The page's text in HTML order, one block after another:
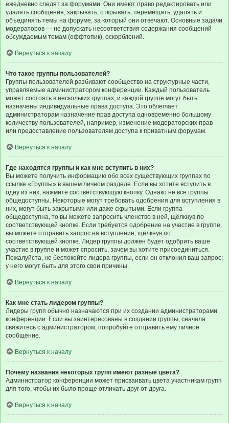
ежедневно следят за форумами. Они имеют право редактировать или
удалять сообщения, закрывать, открывать, перемещать, удалять и
объединять темы на форуме, за который они отвечают. Основные задачи
модераторов — не допускать несоответствия содержания сообщений
обсуждаемым темам (оффтопик), оскорблений.
Вернуться к началу
Что такое группы пользователей?
Группы пользователей разбивают сообщество на структурные части,
управляемые администратором конференции. Каждый пользователь
может состоять в нескольких группах, и каждой группе могут быть
назначены индивидуальные права доступа. Это облегчает
администраторам назначение прав доступа одновременно большому
количеству пользователей, например, изменение модераторских прав
или предоставление пользователям доступа к приватным форумам.
Вернуться к началу
Где находятся группы и как мне вступить в них?
Вы можете получить информацию обо всех существующих группах по
ссылке «Группы» в вашем личном разделе. Если вы хотите вступить в
одну из них, нажмите соответствующую кнопку. Однако не все группы
общедоступны. Некоторые могут требовать одобрения для вступления в
них, могут быть закрытыми или даже скрытыми. Если группа
общедоступна, то вы можете запросить членство в ней, щёлкнув по
соответствующей кнопке. Если требуется одобрение на участие в группе,
вы можете отправить запрос на вступление, щёлкнув по
соответствующей кнопке. Лидер группы должен будет одобрить ваше
участие в группе и может спросить, зачем вы хотите присоединиться.
Пожалуйста, не беспокойте лидера группы, если он отклонил ваш запрос;
у него могут быть для этого свои причины.
Вернуться к началу
Как мне стать лидером группы?
Лидеры групп обычно назначаются при их создании администраторами
конференции. Если вы заинтересованы в создании группы, сначала
свяжитесь с администратором; попробуйте отправить ему личное
сообщение.
Вернуться к началу
Почему названия некоторых групп имеют разные цвета?
Администратор конференции может присваивать цвета участникам групп
для того, чтобы их было проще отличать друг от друга.
Вернуться к началу